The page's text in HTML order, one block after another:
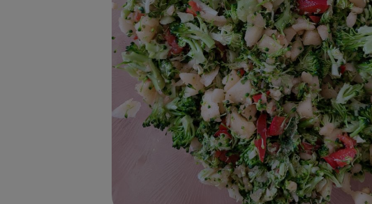
Preparación de la receta